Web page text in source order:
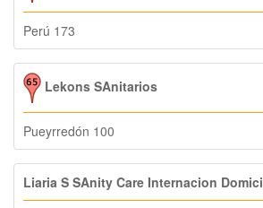
Perú 173
Lekons SAnitarios
Pueyrredón 100
Liaria S SAnity Care Internacion Domici